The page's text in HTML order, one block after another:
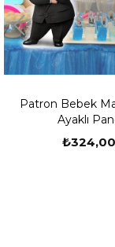
-Çocuğunuzun
unutmayınız.
-Tasarım
-Sizlerden bilgi
çalışmaları
sizlere baskı
Patron Bebek
Ayaklı
₺324,00